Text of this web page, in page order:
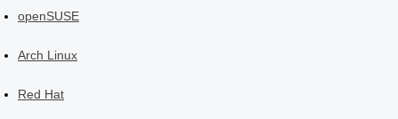
openSUSE
Arch Linux
Red Hat